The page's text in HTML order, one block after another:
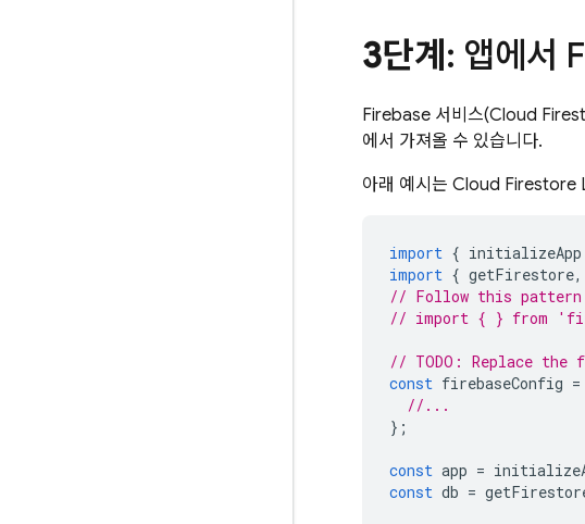
3단계 : 앱에서
Firebase 서비스(Cloud
에서 가져올 수 있습니다.
아래 예시는 Cloud Firestore
import { initializeApp
import { getFirestore,
// Follow this pattern
// import { } from
// TODO: Replace
const firebaseConfig =
//...
};
const app =
const db =